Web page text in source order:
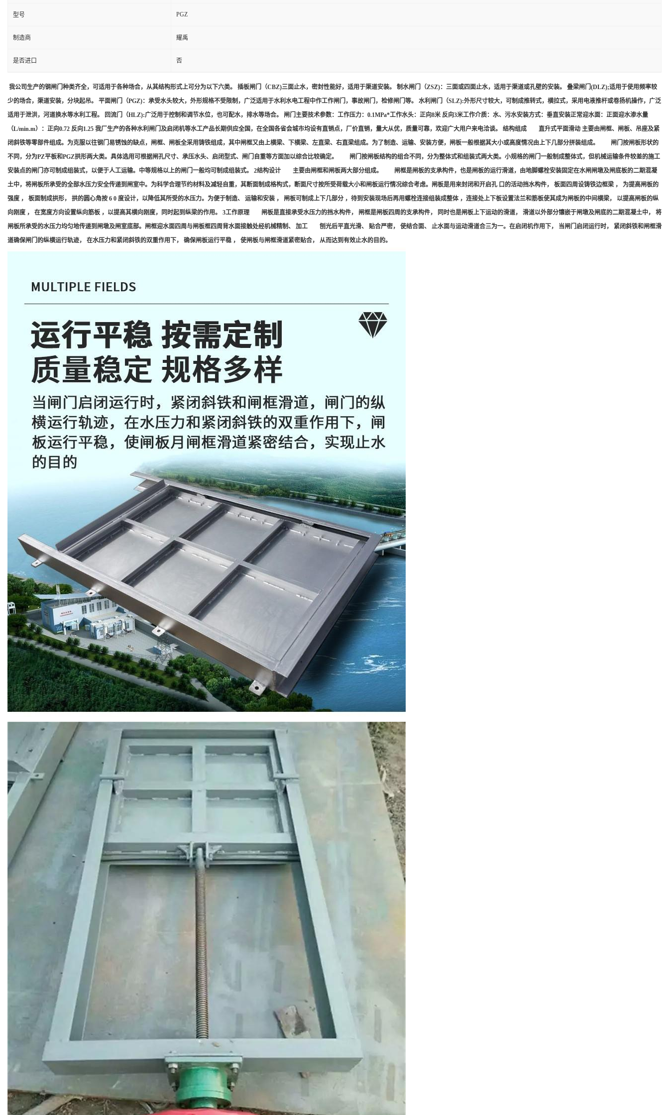
型号 PGZ
制造商 耀禹
是否进口 否
我公司生产的钢闸门种类齐全，可适用于各种场合，从其结构形式上可分为以下六类。 插板闸门（CBZ)三面止水，密封性能好，适用于渠道安装。 制水闸门（ZSZ)：三面或四面止水，适用于渠道或孔壁的安装。 叠梁闸门(DLZ);适用于使用频率较
少的场合，渠道安装，分块起吊。 平面闸门（PGZ)：承受水头较大，外形规格不受限制，广泛适用于水利水电工程中作工作闸门，事故闸门，检修闸门等。 水利闸门（SLZ):外形尺寸较大，可制成推转式，横拉式，采用电液推杆或卷扬机操作，广泛
适用于泄洪，河道换水等水利工程。 回流门（HLZ):广泛用于控制和调节水位，也可配水，排水等场合。 闸门主要技术参数：工作压力：0.1MPa*工作水头：正向8米 反向3米工作介质：水、污水安装方式：垂直安装正常迎水面：正面迎水渗水量
（L/min.m）：正向0.72 反向1.25 我厂生产的各种水利闸门及启闭机等水工产品长期供应全国，在全国各省会城市均设有直销点，厂价直销，量大从优，质量可靠，欢迎广大用户来电洽谈。 结构组成 直升式平面滑动 主要由闸框、闸板、吊座及紧
闭斜铁等零部件组成。为克服以往钢门易锈蚀的缺点，闸框、闸板全采用铸铁组成，其中闸框又由上横梁、下横梁、左直梁、右直梁组成。为了制造、运输、安装方便，闸板一般根据其大小或高度情况由上下几部分拼装组成。 闸门按闸板形状的
不同，分为PZ平板和PGZ拱形两大类。具体选用可根据闸孔尺寸、承压水头、启闭型式、闸门自重等方面加以综合比较确定。 闸门按闸板结构的组合不同，分为整体式和组装式两大类。小规格的闸门一般制成整体式，但机械运输条件较差的施工
安装点的闸门亦可制成组装式，以便于人工运输。中等规格以上的闸门一般均可制成组装式。 2结构设计 主要由闸框和闸板两大部分组成。 闸框是闸板的支承构件，也是闸板的运行滑道，由地脚螺栓安装固定在水闸闸墩及闸底板的二期混凝
土中，将闸板所承受的全部水压力安全传递到闸室中。为科学合理节约材料及减轻自重，其断面制成格构式，断面尺寸按所受荷载大小和闸板运行情况综合考虑。闸板是用来封闭和开启孔 口的活动挡水构件， 板面四周设铸铁边框梁 ， 为提高闸板的
强度 ， 板面制成拱形， 拱的圆心角按 6 0 度设计，以降低其所受的水压力。为便于制造、 运输和安装 ， 闸板可制成上下几部分 ，待到安装现场后再用螺栓连接组装成整体 ，连接处上下板设置法兰和筋板使其成为闸板的中间横梁， 以提高闸板的纵
向刚度 ， 在宽度方向设置纵向筋板 ，以提高其横向刚度，同时起到纵梁的作用。 3工作原理 闸板是直接承受水压力的挡水构件， 闸框是闸板四周的支承构件， 同时也是闸板上下运动的滑道， 滑道以外部分镶嵌于闸墩及闸底的二期混凝土中， 将
闸板所承受的水压力均匀地传递到闸墩及闸室底部。闸框迎水面四周与闸板框四周背水面接触处经机械精制、 加工 刨光后平直光滑、 贴合严密， 使结合面、 止水面与运动滑道合三为一。在启闭机作用下， 当闸门启闭运行时， 紧闭斜铁和闸框滑
道确保闸门的纵横运行轨迹， 在水压力和紧闭斜铁的双重作用下， 确保闸板运行平稳 ， 使闸板与闸框滑道紧密贴合， 从而达到有效止水的目的。